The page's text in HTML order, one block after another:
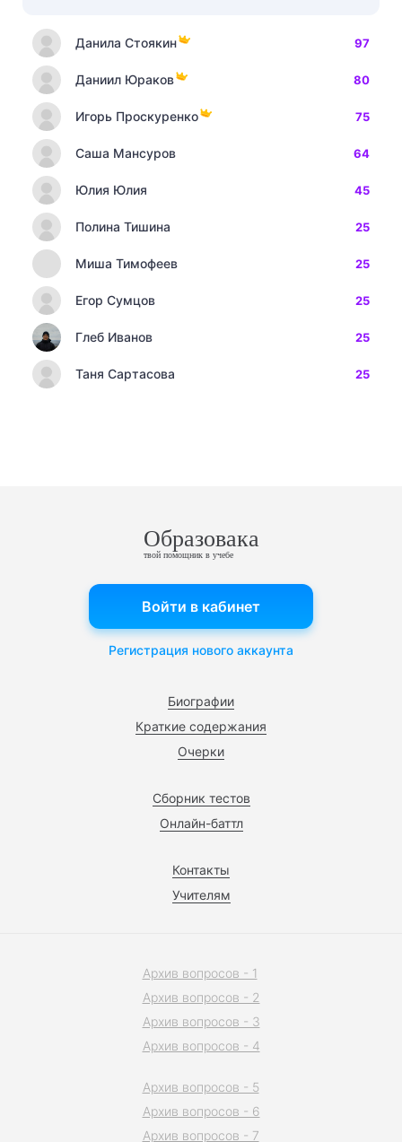
Данила Стоякин 97
Даниил Юраков 80
Игорь Проскуренко 75
Саша Мансуров 64
Юлия Юлия 45
Полина Тишина 25
Миша Тимофеев 25
Егор Сумцов 25
Глеб Иванов 25
Таня Сартасова 25
Образовака
твой помощник в учебе
Биографии
Краткие содержания
Очерки
Сборник тестов
Онлайн-баттл
Контакты
Учителям
Войти в кабинет
Регистрация нового аккаунта
Архив вопросов - 1
Архив вопросов - 2
Архив вопросов - 3
Архив вопросов - 4
Архив вопросов - 5
Архив вопросов - 6
Архив вопросов - 7